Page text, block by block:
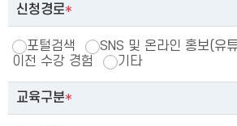
신청경로*
포털검색
SNS 및 온라인 홍보(유
이전 수강 경험
기타
교육구분*